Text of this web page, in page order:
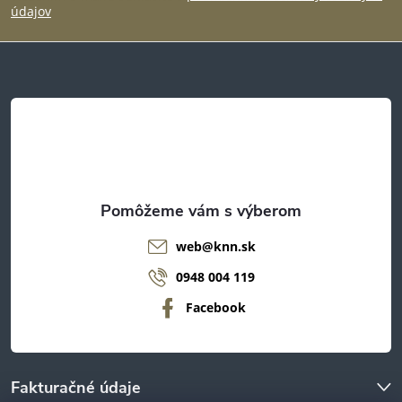
p
t
údajov
Fakturačné údaje
web@knn.sk
0948 004 119
Facebook